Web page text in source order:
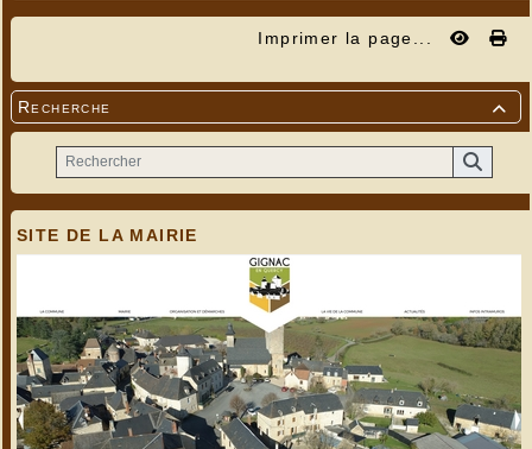
Imprimer la page...

Recherche
SITE DE LA MAIRIE